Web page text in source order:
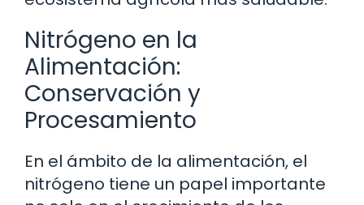
Nitrógeno en la
Alimentación:
Conservación y
Procesamiento
En el ámbito de la alimentación, el
nitrógeno tiene un papel importante